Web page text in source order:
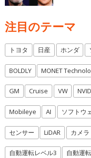
注目のテーマ
トヨタ 日産 ホンダ
BOLDLY MONET
GM Cruise VW
Mobileye AI ソフトウ
センサー LiDAR カメラ
自動運転レベル3 自動運